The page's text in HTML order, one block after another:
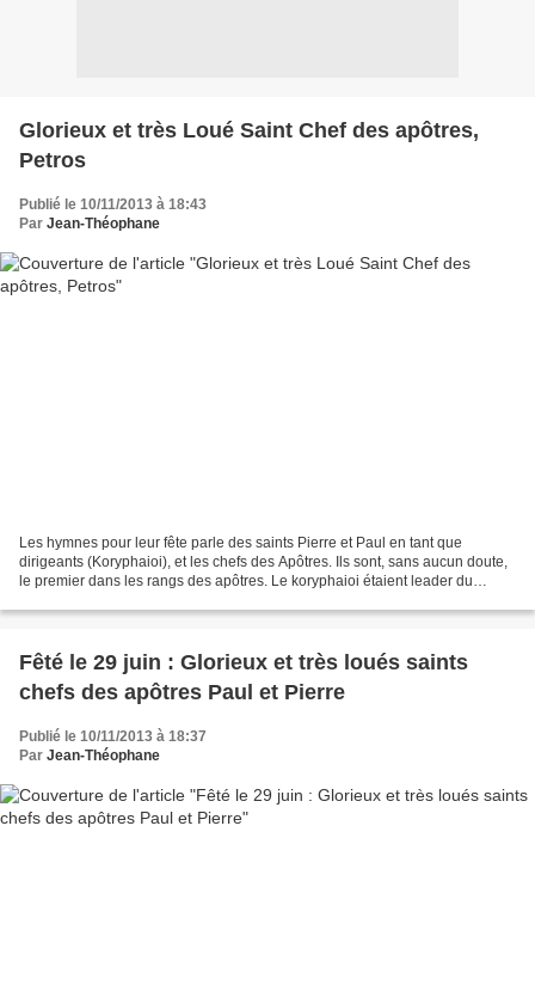
Glorieux et très Loué Saint Chef des apôtres,
Petros
Publié le 10/11/2013 à 18:43
Par Jean-Théophane
Les hymnes pour leur fête parle des saints Pierre et Paul en tant que
dirigeants (Koryphaioi), et les chefs des Apôtres. Ils sont, sans aucun doute,
le premier dans les rangs des apôtres. Le koryphaioi étaient leader du
Fêté le 29 juin : Glorieux et très loués saints
chefs des apôtres Paul et Pierre
Publié le 10/11/2013 à 18:37
Par Jean-Théophane